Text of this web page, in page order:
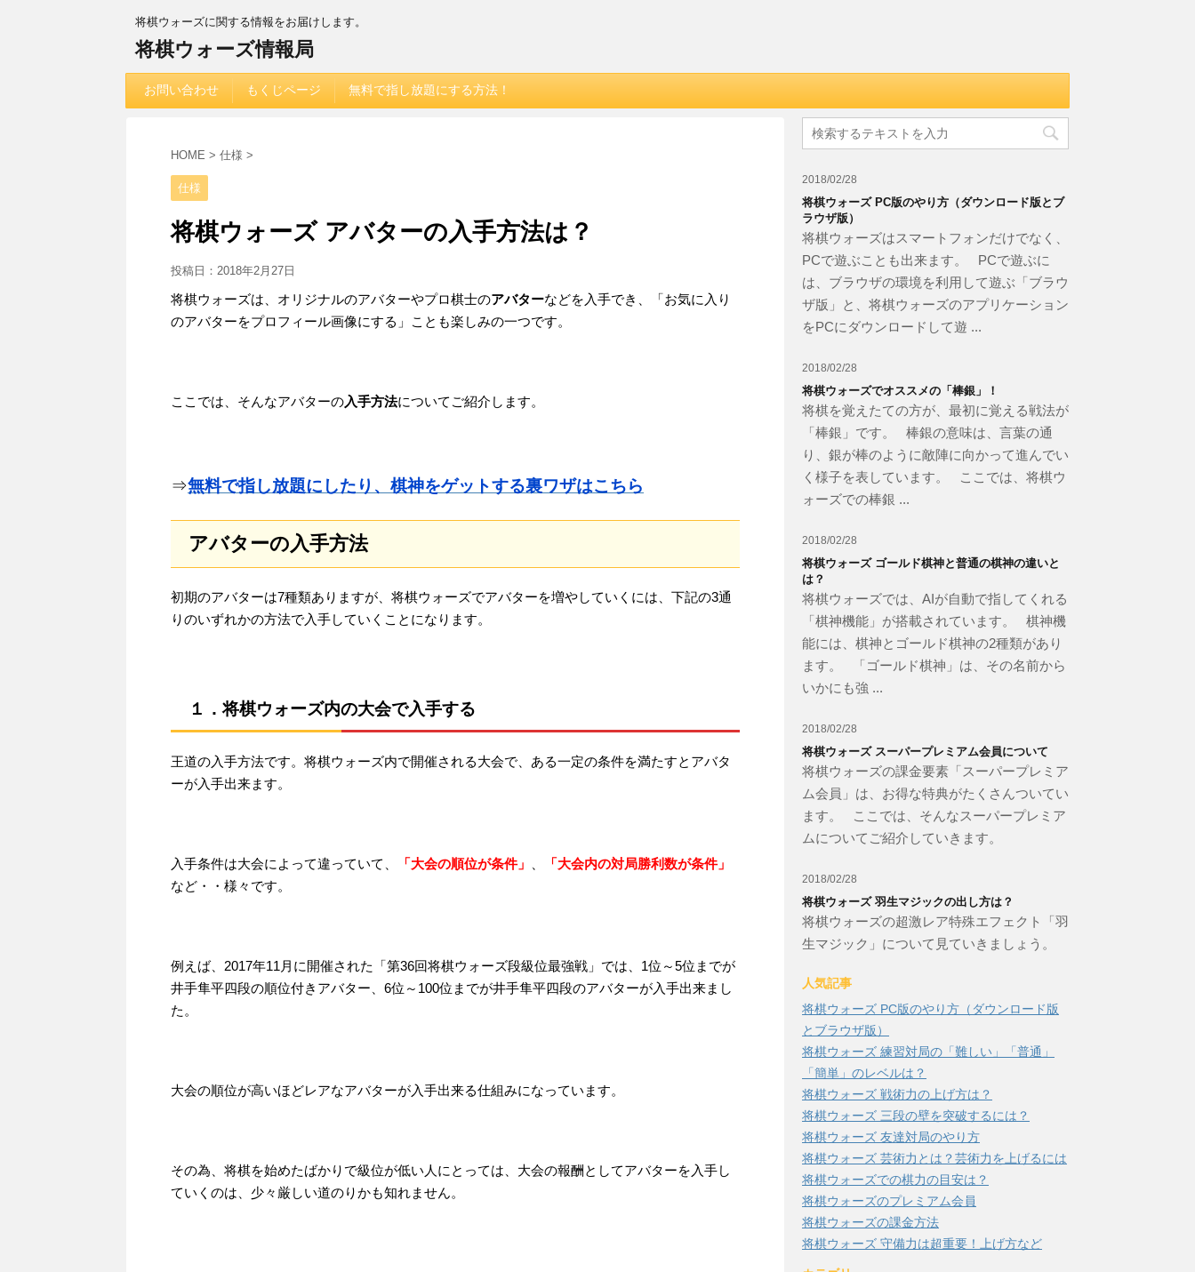
将棋ウォーズに関する情報をお届けします。
将棋ウォーズ情報局
お問い合わせ もくじページ 無料で指し放題にする方法！
HOME > 仕様 >
仕様
将棋ウォーズ アバターの入手方法は？
投稿日： 2018年2月27日
将棋ウォーズは、オリジナルのアバターやプロ棋士のアバターなどを入手でき、「お気に入り
のアバターをプロフィール画像にする」ことも楽しみの一つです。
ここでは、そんなアバターの入手方法についてご紹介します。
⇒無料で指し放題にしたり、棋神をゲットする裏ワザはこちら
アバターの入手方法
初期のアバターは7種類ありますが、将棋ウォーズでアバターを増やしていくには、下記の3通
りのいずれかの方法で入手していくことになります。
１．将棋ウォーズ内の大会で入手する
王道の入手方法です。将棋ウォーズ内で開催される大会で、ある一定の条件を満たすとアバタ
ーが入手出来ます。
入手条件は大会によって違っていて、 「大会の順位が条件」
「大会内の対局勝利数が条件」
など・・様々です。
例えば、2017年11月に開催された「第36回将棋ウォーズ段級位最強戦」では、1位～5位までが
井手隼平四段の順位付きアバター、6位～100位までが井手隼平四段のアバターが入手出来まし
た。
大会の順位が高いほどレアなアバターが入手出来る仕組みになっています。
その為、将棋を始めたばかりで級位が低い人にとっては、大会の報酬としてアバターを入手し
ていくのは、少々厳しい道のりかも知れません。
2018/02/28
将棋ウォーズ PC版のやり方（ダウンロード版とブ
ラウザ版）
将棋ウォーズはスマートフォンだけでなく、
PCで遊ぶことも出来ます。 PCで遊ぶに
は、ブラウザの環境を利用して遊ぶ「ブラウ
ザ版」と、将棋ウォーズのアプリケーション
をPCにダウンロードして遊 ...
2018/02/28
将棋ウォーズでオススメの「棒銀」！
将棋を覚えたての方が、最初に覚える戦法が
「棒銀」です。 棒銀の意味は、言葉の通
り、銀が棒のように敵陣に向かって進んでい
く様子を表しています。 ここでは、将棋ウ
ォーズでの棒銀 ...
2018/02/28
将棋ウォーズ ゴールド棋神と普通の棋神の違いと
は？
将棋ウォーズでは、AIが自動で指してくれる
「棋神機能」が搭載されています。 棋神機
能には、棋神とゴールド棋神の2種類があり
ます。 「ゴールド棋神」は、その名前から
いかにも強 ...
2018/02/28
将棋ウォーズ スーパープレミアム会員について
将棋ウォーズの課金要素「スーパープレミア
ム会員」は、お得な特典がたくさんついてい
ます。 ここでは、そんなスーパープレミア
ムについてご紹介していきます。
2018/02/28
将棋ウォーズ 羽生マジックの出し方は？
将棋ウォーズの超激レア特殊エフェクト「羽
生マジック」について見ていきましょう。
人気記事
将棋ウォーズ PC版のやり方（ダウンロード版
とブラウザ版）
将棋ウォーズ 練習対局の「難しい」「普通」
「簡単」のレベルは？
将棋ウォーズ 戦術力の上げ方は？
将棋ウォーズ 三段の壁を突破するには？
将棋ウォーズ 友達対局のやり方
将棋ウォーズ 芸術力とは？芸術力を上げるには
将棋ウォーズでの棋力の目安は？
将棋ウォーズのプレミアム会員
将棋ウォーズの課金方法
将棋ウォーズ 守備力は超重要！上げ方など